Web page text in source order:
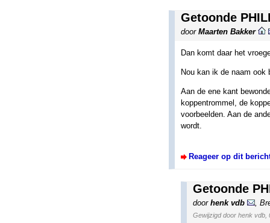
Getoonde
door Maarten Bakker
Dan komt daar het
Nou kan ik de naam ook
Aan de ene kant
koppentrommel, de
voorbeelden. Aan de
wordt.
Reageer op dit
Getoonde
door henk vdb
Gewijzigd door henk vdb,